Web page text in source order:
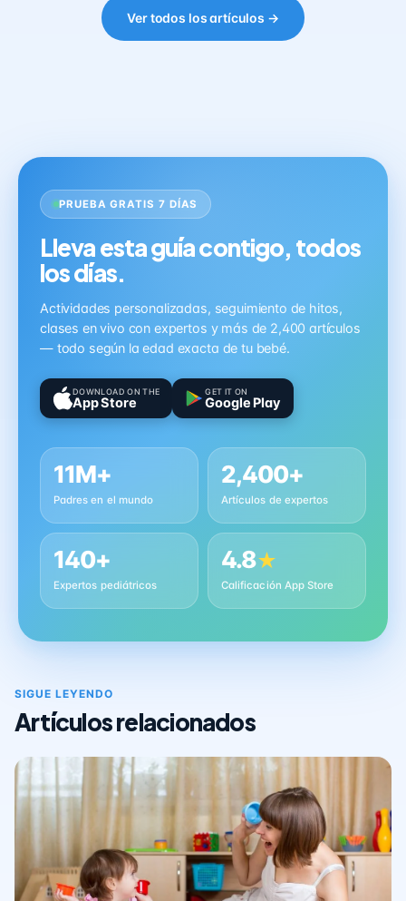
Ver todos los artículos →
PRUEBA GRATIS 7 DÍAS
Lleva esta guía contigo, todos
los días.
Actividades personalizadas, seguimiento de hitos,
clases en vivo con expertos y más de 2,400 artículos
— todo según la edad exacta de tu bebé.
DOWNLOAD ON THE
App Store
GET IT ON
Google Play
11M+
Padres en el mundo
2,400+
Artículos de expertos
140+
Expertos pediátricos
4.8★
Calificación App Store
SIGUE LEYENDO
Artículos relacionados